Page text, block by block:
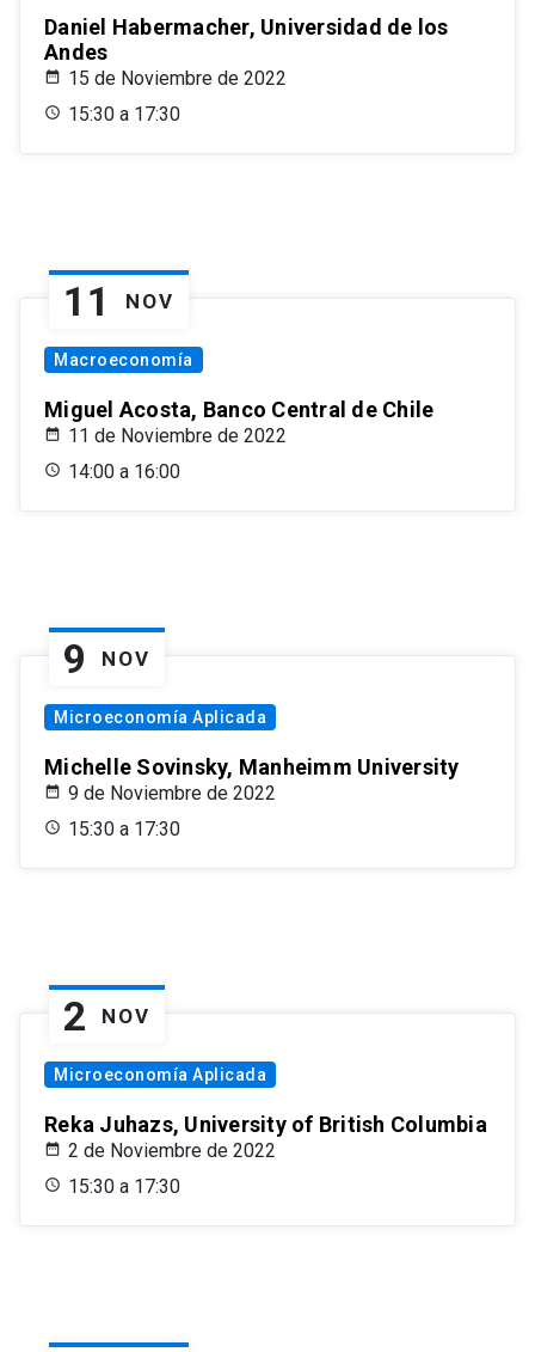
Daniel Habermacher, Universidad de los
Andes
15 de Noviembre de 2022
15:30 a 17:30
11 NOV
Macroeconomía
Miguel Acosta, Banco Central de Chile
11 de Noviembre de 2022
14:00 a 16:00
9 NOV
Microeconomía Aplicada
Michelle Sovinsky, Manheimm University
9 de Noviembre de 2022
15:30 a 17:30
2 NOV
Microeconomía Aplicada
Reka Juhazs, University of British Columbia
2 de Noviembre de 2022
15:30 a 17:30